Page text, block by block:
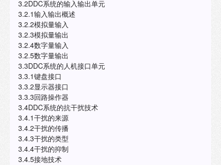
3.2DDC系统的输入输出单元
3.2.1输入输出概述
3.2.2模拟量输入
3.2.3模拟量输出
3.2.4数字量输入
3.2.5数字量输出
3.3DDC系统的人机接口单元
3.3.1键盘接口
3.3.2显示器接口
3.3.3回路操作器
3.4DDC系统的抗干扰技术
3.4.1干扰的来源
3.4.2干扰的传播
3.4.3干扰的类型
3.4.4干扰的抑制
3.4.5接地技术